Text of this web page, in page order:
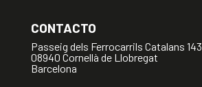
CONTACTO
Passeig dels Ferrocarrils Catalans 143
08940 Cornellà de Llobregat
Barcelona